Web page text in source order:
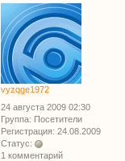
vyzqge1972
24 августа 2009 02:30
Группа: Посетители
Регистрация: 24.08.2009
Статус:
1 комментарий